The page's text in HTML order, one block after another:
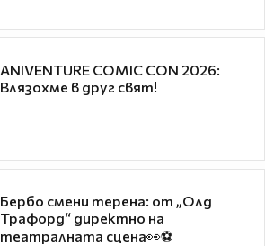
ANIVENTURE COMIC CON 2026:
Влязохме в друг свят!
Бербо смени терена: от „Олд
Трафорд“ директно на
театралната сцена👀⚽